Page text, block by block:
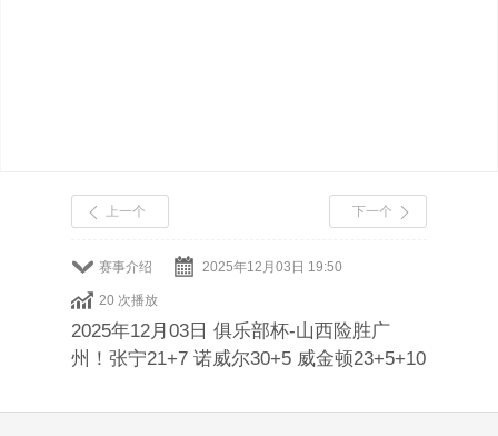
赛事介绍 2025年12月03日 19:50
20 次播放
上一个 下一个
2025年12月03日 俱乐部杯-山西险胜广
州！张宁21+7 诺威尔30+5 威金顿23+5+10